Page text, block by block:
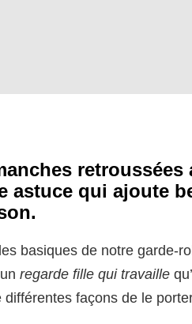
retroussées
astuce qui ajoute
basiques de notre garde-
regarde fille qui travaille
façons de le